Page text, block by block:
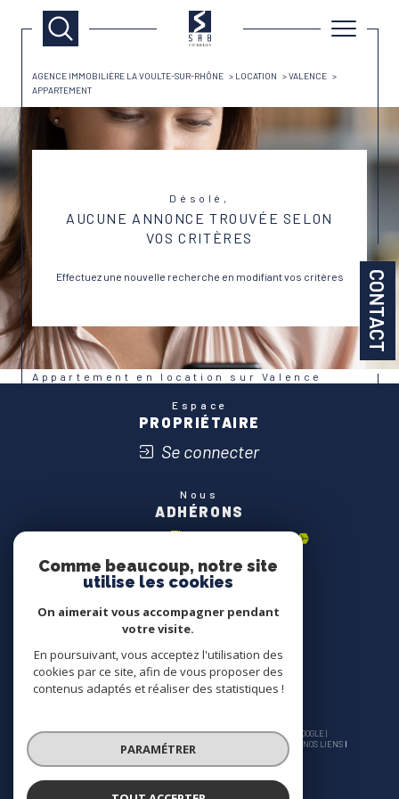
CONTACT
AGENCE IMMOBILIÈRE LA VOULTE-SUR-RHÔNE LOCATION
VALENCE
APPARTEMENT
Désolé,
AUCUNE ANNONCE TROUVÉE SELON
VOS CRITÈRES
Effectuez une nouvelle recherche en modifiant vos critères
Appartement en location sur Valence
Espace
PROPRIÉTAIRE
Se connecter
Nous
ADHÉRONS
© 2026 | TOUS DROITS RÉSERVÉS | TRADUCTION POWERED BY GOOGLE |
PLAN DU SITE MENTIONS LÉGALES ADMIN
NOS LIENS
POLITIQUE RGPD
Comme beaucoup, notre site
utilise les cookies
On aimerait vous accompagner pendant
votre visite.
En poursuivant, vous acceptez l'utilisation des
cookies par ce site, afin de vous proposer des
contenus adaptés et réaliser des statistiques !
PARAMÉTRER